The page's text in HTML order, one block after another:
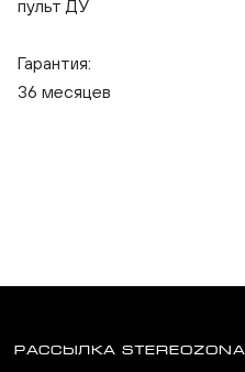
пульт ДУ
Гарантия:
36 месяцев
РАССЫЛКА STEREOZONA